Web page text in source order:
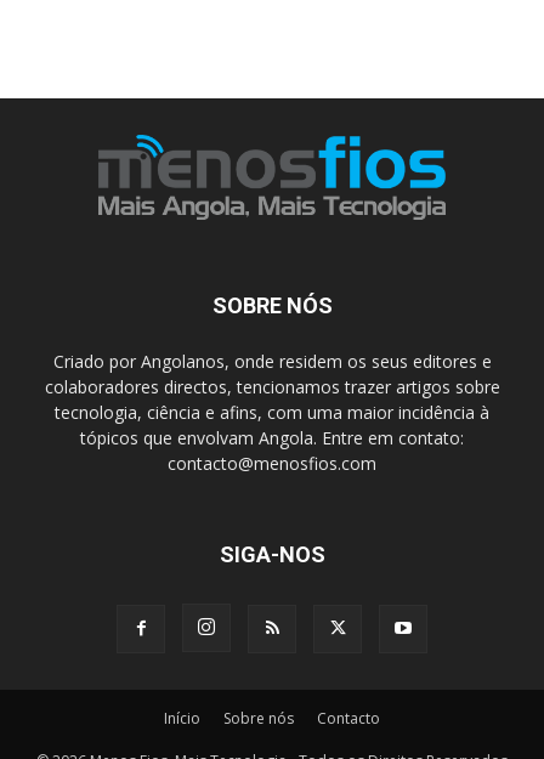
SOBRE NÓS
Criado por Angolanos, onde residem os seus editores e
colaboradores directos, tencionamos trazer artigos sobre
tecnologia, ciência e afins, com uma maior incidência à
tópicos que envolvam Angola. Entre em contato:
contacto@menosfios.com
SIGA-NOS
Início Sobre nós Contacto